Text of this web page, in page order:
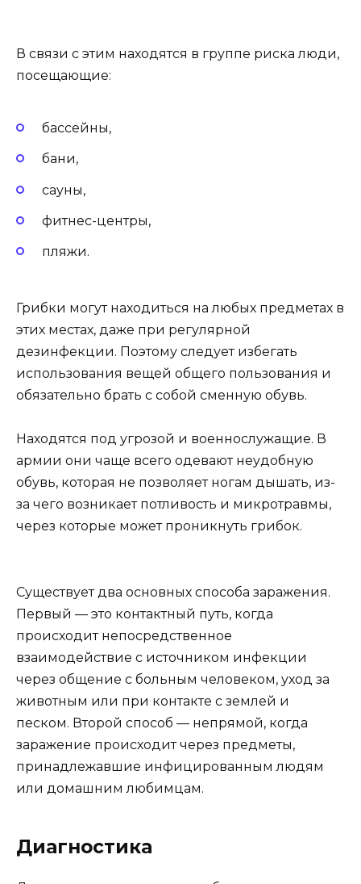
В связи с этим находятся в группе риска люди,
посещающие:
бассейны,
бани,
сауны,
фитнес-центры,
пляжи.
Грибки могут находиться на любых предметах в
этих местах, даже при регулярной
дезинфекции. Поэтому следует избегать
использования вещей общего пользования и
обязательно брать с собой сменную обувь.
Находятся под угрозой и военнослужащие. В
армии они чаще всего одевают неудобную
обувь, которая не позволяет ногам дышать, из-
за чего возникает потливость и микротравмы,
через которые может проникнуть грибок.
Существует два основных способа заражения.
Первый — это контактный путь, когда
происходит непосредственное
взаимодействие с источником инфекции
через общение с больным человеком, уход за
животным или при контакте с землей и
песком. Второй способ — непрямой, когда
заражение происходит через предметы,
принадлежавшие инфицированным людям
или домашним любимцам.
Диагностика